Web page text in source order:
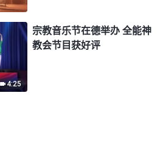
4:25
宗教音乐节在德举办 全能神
教会节目获好评